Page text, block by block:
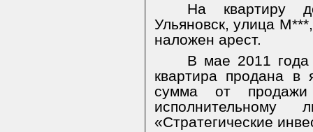
На квартиру
Ульяновск, улица
наложен арест.
В мае 2011 года
квартира продана в
сумма от
«Стратегические